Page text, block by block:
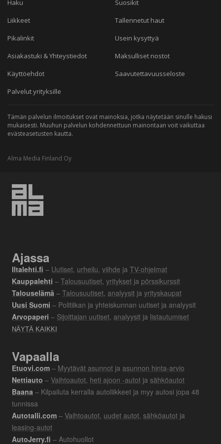
Haku
Liikkeet
Pikalinkit
Asiakastuki & Yhteystiedot
Käyttöehdot
Palvelut yrityksille
Suosikit
Tallennetut haut
Usein kysyttyä
Maksulliset nostot
Saavutettavuusseloste
Tämän palvelun ilmoitukset ovat mainoksia, jotka näytetään sinulle hakusi
mukaisesti. Muuhun palvelun kohdennettuun mainontaan voit vaikuttaa
evästeasetusten kautta.
Alma Media Finland Oy